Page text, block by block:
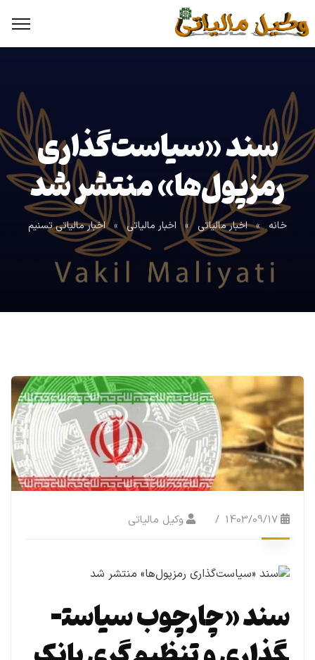
سند «سیاست‌گذاری
رمزپول‌ها» منتشر شد
خانه » اخبار مالیاتی » اخبار مالیاتی » اخبار مالیاتی تسنیم
1403/09/17 وکیل مالیاتی
سند «چارچوب سیاست­­